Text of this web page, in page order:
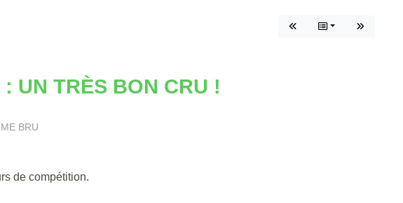
UN TRÈS BON CRU !
BRU
de compétition.